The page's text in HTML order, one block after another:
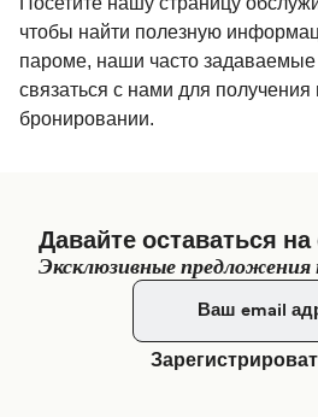
чтобы найти полезную
пароме, наши часто
связаться с нами для
бронировании.
Давайте оставаться на
Эксклюзивные